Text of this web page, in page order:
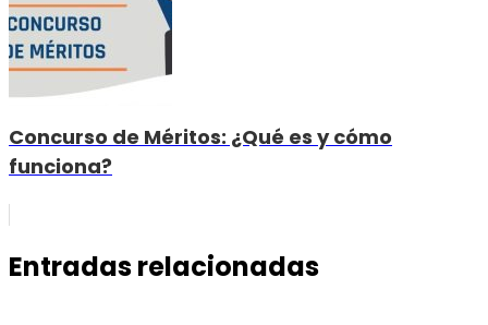
Concurso de Méritos: ¿Qué es y cómo
funciona?
Entradas relacionadas